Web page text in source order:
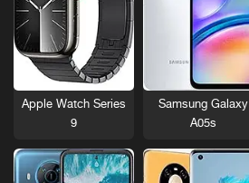
Samsung Galaxy
A05s
Apple Watch Series
9